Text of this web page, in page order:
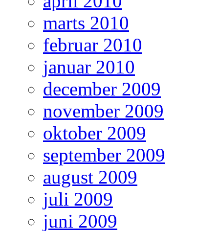
marts 2010
februar 2010
januar 2010
december 2009
november 2009
oktober 2009
september 2009
august 2009
juli 2009
juni 2009